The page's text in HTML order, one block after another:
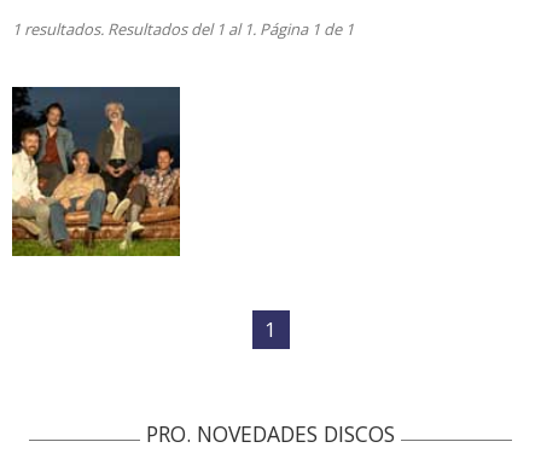
1 resultados. Resultados del 1 al 1. Página 1 de 1
1
PRO. NOVEDADES DISCOS